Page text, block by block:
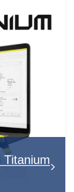
Titanium